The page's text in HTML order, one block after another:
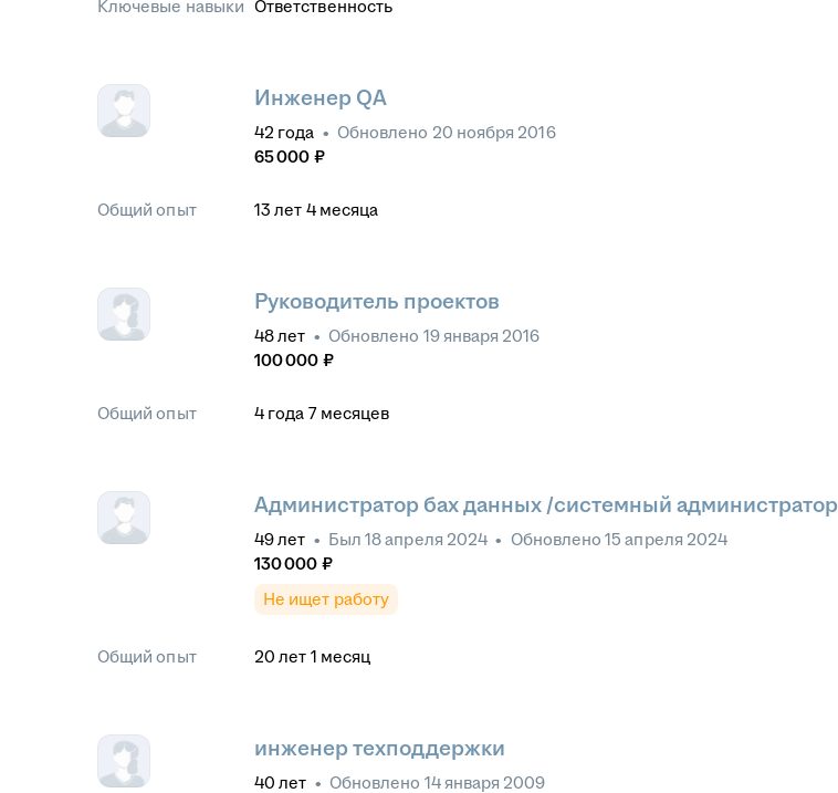
Ключевые навыки Ответственность
Инженер QA
42 года • Обновлено 20 ноября 2016
65 000 ₽
Общий опыт 13 лет 4 месяца
Руководитель проектов
48лет • Обновлено 19 января 2016
100 000 ₽
Общий опыт 4 года 7 месяцев
Администратор бах данных /системный администратор
49лет • Был 18 апреля 2024 • Обновлено15 апреля 2024
130 000 ₽
Не ищет работу
Общий опыт 20 лет 1 месяц
инженер техподдержки
40 лет • Обновлено 14 января 2009